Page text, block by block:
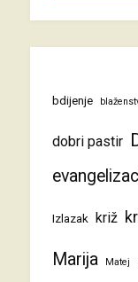
bdijenje
dobri pastir
Izlazak križ
Marija Matej